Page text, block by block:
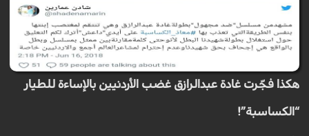
هكذا فجّرت غادة عبدالرازق غضب الأردنيين بالإساءة للطيار
“الكساسبة”!